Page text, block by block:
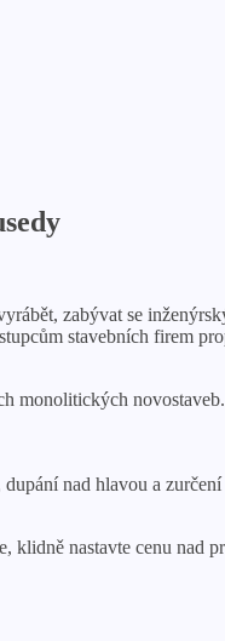
zabývat se
stavebních firem
monolitických
nad hlavou a
klidně nastavte cenu nad